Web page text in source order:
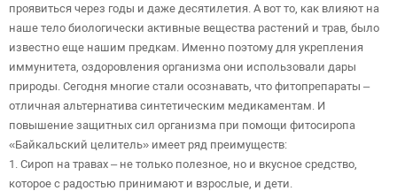
проявиться через годы и даже десятилетия. А вот то, как влияют на
наше тело биологически активные вещества растений и трав, было
известно еще нашим предкам. Именно поэтому для укрепления
иммунитета, оздоровления организма они использовали дары
природы. Сегодня многие стали осознавать, что фитопрепараты –
отличная альтернатива синтетическим медикаментам. И
повышение защитных сил организма при помощи фитосиропа
«Байкальский целитель» имеет ряд преимуществ:
1. Сироп на травах – не только полезное, но и вкусное средство,
которое с радостью принимают и взрослые, и дети.